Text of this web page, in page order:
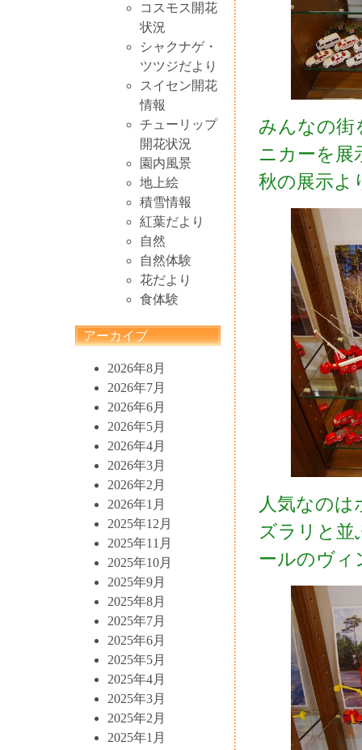
コスモス開花
状況
シャクナゲ・
ツツジだより
スイセン開花
情報
チューリップ
開花状況
園内風景
地上絵
積雪情報
紅葉だより
自然
自然体験
花だより
食体験
アーカイブ
2026年8月
2026年7月
2026年6月
2026年5月
2026年4月
2026年3月
2026年2月
2026年1月
2025年12月
2025年11月
2025年10月
2025年9月
2025年8月
2025年7月
2025年6月
2025年5月
2025年4月
2025年3月
2025年2月
2025年1月
みんなの街
ニカーを展
秋の展示よ
人気なの
ズラリと並
ールのヴィ